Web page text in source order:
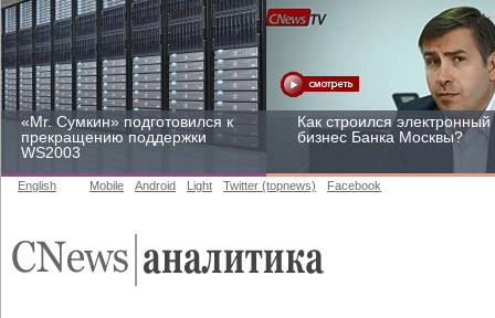
«Mr. Сумкин» подготовился к
прекращению поддержки
WS2003
Как строился электронный
бизнес Банка Москвы?
English Mobile Android Light Twitter (topnews) Facebook